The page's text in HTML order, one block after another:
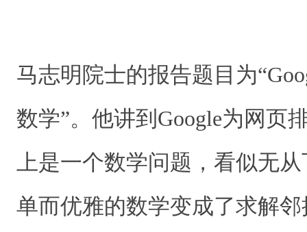
马志明院士的报告题目为
数学”。他讲到Google为网页
上是一个数学问题，看似无
单而优雅的数学变成了求解